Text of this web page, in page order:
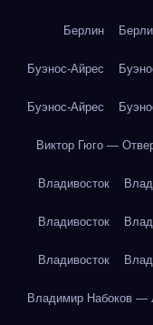
Берлин
Буэнос-Айрес
Буэнос-Айрес
Виктор Гюго —
Владивосток
Владивосток
Владивосток
Владимир Набоков —